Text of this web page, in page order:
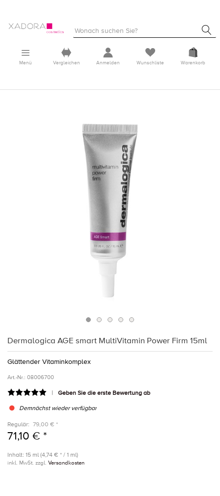
Menü Vergleichen Anmelden Wunschliste Warenkorb
Dermalogica AGE smart MultiVitamin Power Firm 15ml
Glättender Vitaminkomplex
Art.-Nr.: 08006700
Geben Sie die erste Bewertung ab
Demnächst wieder verfügbar
Regulär: 79,00 € *
71,10 € *
Inhalt: 15 ml (4,74 € * / 1 ml)
inkl. MwSt. zzgl. Versandkosten